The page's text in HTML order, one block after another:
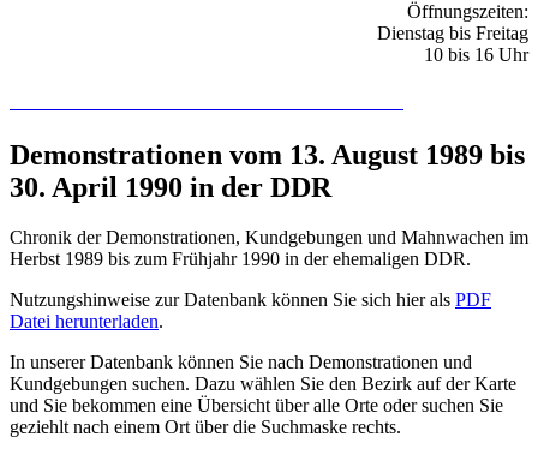
Öffnungszeiten:
Dienstag bis Freitag
10 bis 16 Uhr
Demonstrationen vom 13. August 1989 bis
30. April 1990 in der DDR
Chronik der Demonstrationen, Kundgebungen und Mahnwachen im
Herbst 1989 bis zum Frühjahr 1990 in der ehemaligen DDR.
Nutzungshinweise zur Datenbank können Sie sich hier als PDF
Datei herunterladen.
In unserer Datenbank können Sie nach Demonstrationen und
Kundgebungen suchen. Dazu wählen Sie den Bezirk auf der Karte
und Sie bekommen eine Übersicht über alle Orte oder suchen Sie
geziehlt nach einem Ort über die Suchmaske rechts.